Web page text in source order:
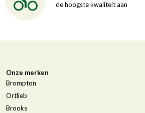
de hoogste kwaliteit aan
Onze merken
Brompton
Ortlieb
Brooks